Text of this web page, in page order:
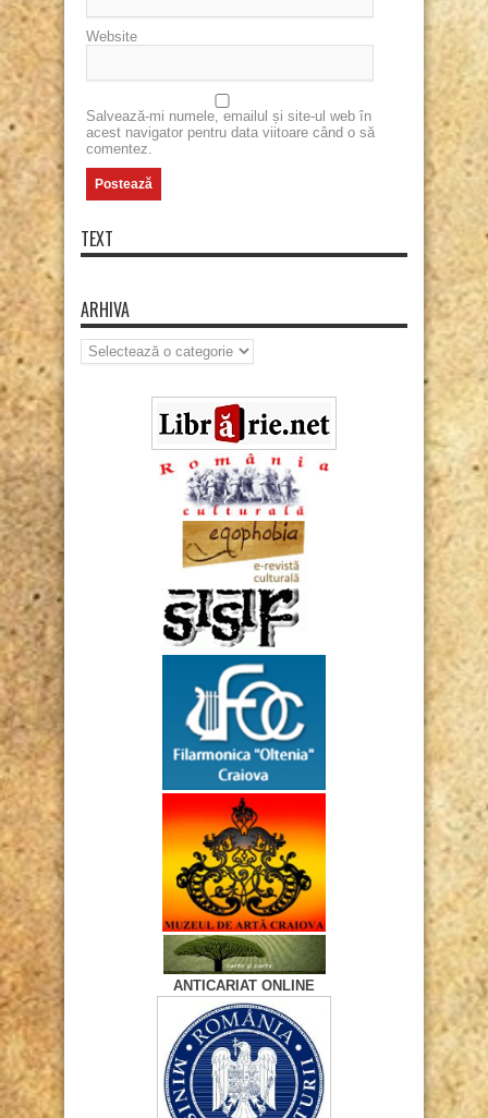
Website
Salvează-mi numele, emailul și site-ul web în
acest navigator pentru data viitoare când o să
comentez.
TEXT
ARHIVA
Arhiva
ANTICARIAT ONLINE